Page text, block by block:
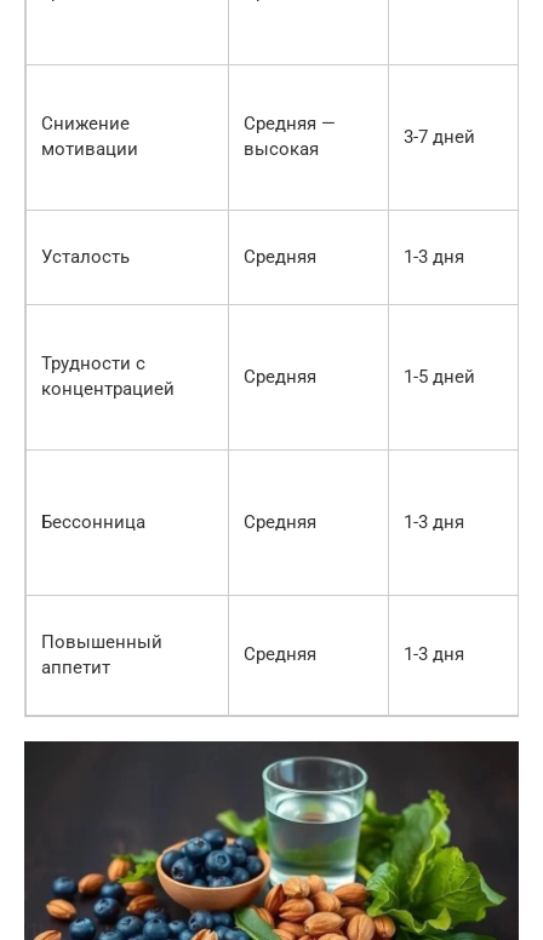
Снижение
мотивации
Средняя —
высокая
3-7 дней
Усталость Средняя 1-3 дня
Трудности с
концентрацией
Средняя 1-5 дней
Бессонница Средняя 1-3 дня
Повышенный
аппетит
Средняя 1-3 дня